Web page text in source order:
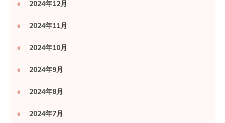
2024年12月
2024年11月
2024年10月
2024年9月
2024年8月
2024年7月